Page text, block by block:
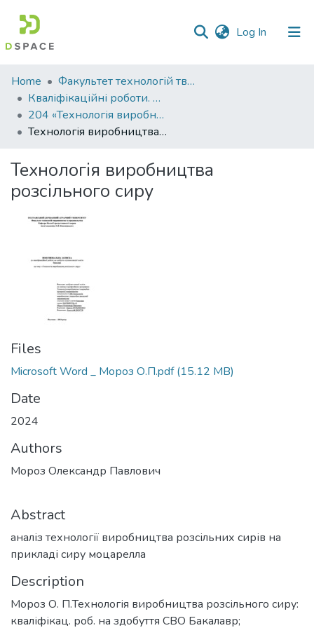
Log In (current)
Communities
&
Collections
Statistics
Home
Факультет технологій тваринництва та продовольства
Кваліфікаційні роботи. Факультет технологій тваринництва та продовольства
204 «Технологія виробництва і переробки продукції тваринництва» - Бакалаври 2023-2024
Технологія виробництва розсільного сиру
Технологія виробництва
розсільного сиру
Files
Microsoft Word _ Мороз О.П.pdf(15.12 MB)
Date
2024
Authors
Мороз Олександр Павлович
Abstract
аналіз технології виробництва розсільних сирів на
прикладі сиру моцарелла
Description
Мороз О. П.Технологія виробництва розсільного сиру:
кваліфікац. роб. на здобуття СВО Бакалавр;